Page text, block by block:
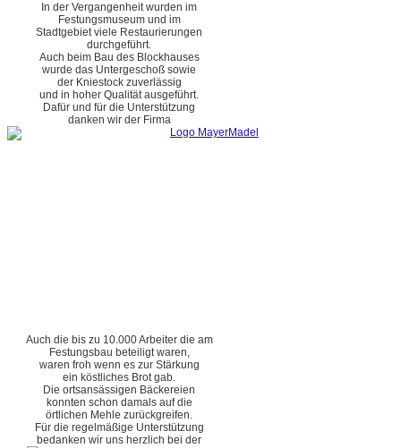
In der Vergangenheit wurden im
Festungsmuseum und im
Stadtgebiet viele Restaurierungen
durchgeführt.
Auch beim Bau des Blockhauses
wurde das Untergeschoß sowie
der Kniestock zuverlässig
und in hoher Qualität ausgeführt.
Dafür und für die Unterstützung
danken wir der Firma
Auch die bis zu 10.000 Arbeiter die am
Festungsbau beteiligt waren,
waren froh wenn es zur Stärkung
ein köstliches Brot gab.
Die ortsansässigen Bäckereien
konnten schon damals auf die
örtlichen Mehle zurückgreifen.
Für die regelmäßige Unterstützung
bedanken wir uns herzlich bei der